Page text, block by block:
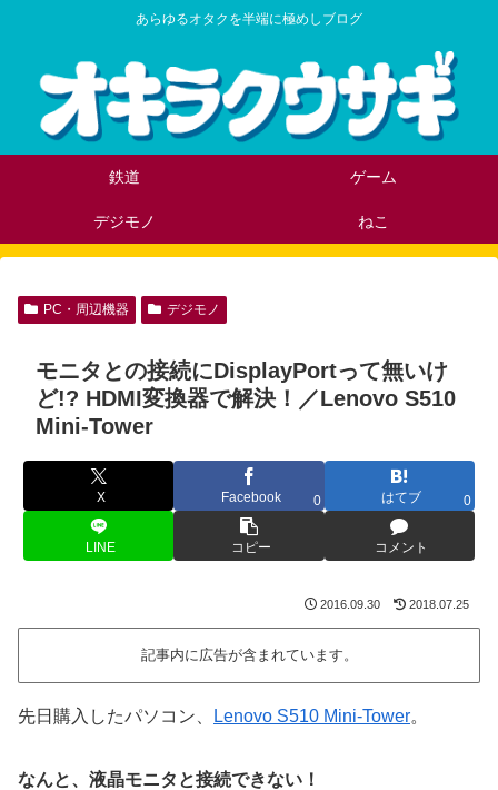
あらゆるオタクを半端に極めしブログ
鉄道 ゲーム
デジモノ ねこ
PC・周辺機器 デジモノ
モニタとの接続にDisplayPortって無いけ
ど!? HDMI変換器で解決！／Lenovo S510
Mini-Tower
X Facebook 0 はてブ 0
LINE コピー コメント
2016.09.30 2018.07.25
記事内に広告が含まれています。
先日購入したパソコン、 Lenovo S510 Mini-Tower。
なんと、液晶モニタと接続できない！